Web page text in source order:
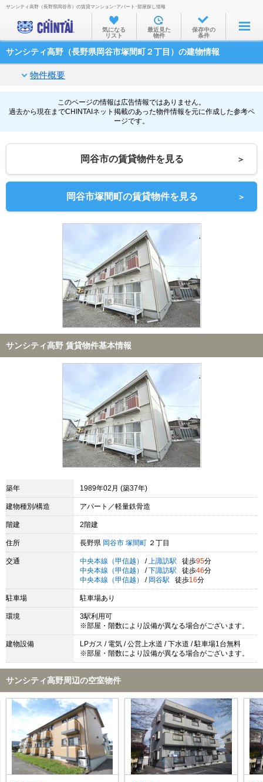
お部屋を探す
沿線・駅から
通勤通学時間から
物件特集から
不動産会社から
TOP
サンシティ高野（長野県岡谷市）の賃貸マンション･アパート･部屋探し情報
気になる
リスト
最近見た
物件
保存中の
条件
サンシティ高野（長野県岡谷市塚間町２丁目）の建物情報
物件概要
このページの情報は広告情報ではありません。
過去から現在までCHINTAIネット掲載のあった物件情報を元に作成した参考ペ
ージです。
岡谷市の賃貸物件を見る ＞
岡谷市塚間町の賃貸物件を見る ＞
サンシティ高野 賃貸物件基本情報
築年 1989年02月 (築37年)
建物種別/構造 アパート／軽量鉄骨造
階建 2階建
住所 長野県 岡谷市 塚間町 ２丁目
交通 中央本線（甲信越） / 上諏訪駅 徒歩95分
中央本線（甲信越）
/ 下諏訪駅 徒歩46分
中央本線（甲信越）
/ 岡谷駅 徒歩16分
駐車場 駐車場あり
環境
3駅利用可
※部屋・階数により設備が異なる場合がございます。
建物設備
LPガス / 電気 / 公営上水道 / 下水道 / 駐車場1台無料
※部屋・階数により設備が異なる場合がございます。
サンシティ高野周辺の空室物件